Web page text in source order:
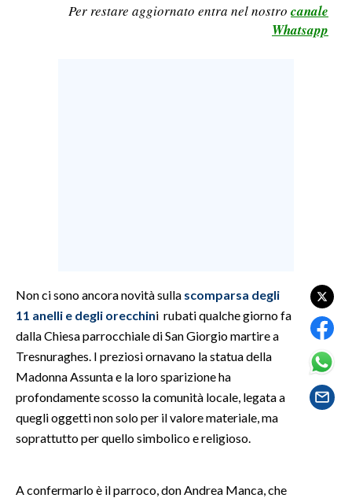
GOSSIP
SALUTE
SARDEGNA TURISMO
Per restare aggiornato entra nel nostro canale
Whatsapp
Non ci sono ancora novità sulla scomparsa degli
11 anelli e degli orecchini rubati qualche giorno fa
dalla Chiesa parrocchiale di San Giorgio martire a
Tresnuraghes. I preziosi ornavano la statua della
Madonna Assunta e la loro sparizione ha
profondamente scosso la comunità locale, legata a
quegli oggetti non solo per il valore materiale, ma
soprattutto per quello simbolico e religioso.
A confermarlo è il parroco, don Andrea Manca, che